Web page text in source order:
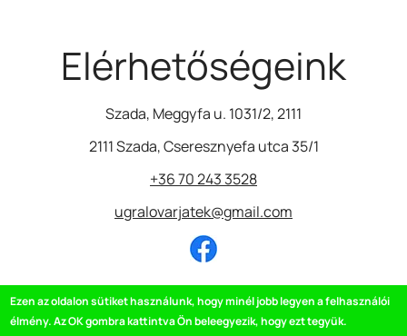
Elérhetőségeink
Szada, Meggyfa u. 1031/2, 2111
2111 Szada, Cseresznyefa utca 35/1
+36 70 243 3528
ugralovarjatek@gmail.com
Minden megrendelésből 1000 Ft-ot a Piros Orr
Bohócdoktorok Alapítványnak adományozunk.
Ezen az oldalon sütiket használunk, hogy minél jobb legyen a felhasználói
élmény. Az OK gombra kattintva Ön beleegyezik, hogy ezt tegyük.